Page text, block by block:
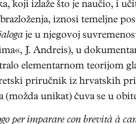
koji izlaže što je naučio, i
iznosi temeljne
je u njegovoj
J. Andreis), u
elementarnom teorijom
priručnik iz hrvatskih
(možda unikat) čuva se u
per imparare con brevità à